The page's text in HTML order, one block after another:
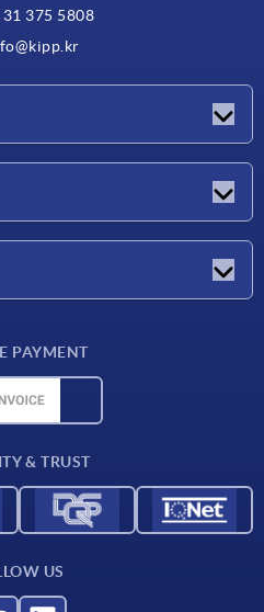
31 375 5808
PAYMENT
& TRUST
US